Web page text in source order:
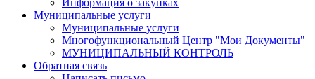
Информация о закупках
Муниципальные услуги
Муниципальные услуги
Многофункциональный Центр "Мои Документы"
МУНИЦИПАЛЬНЫЙ КОНТРОЛЬ
Обратная связь